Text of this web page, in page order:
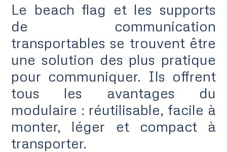
Le beach flag et les supports
de communication
transportables se trouvent être
une solution des plus pratique
pour communiquer. Ils offrent
tous les avantages du
modulaire : réutilisable, facile à
monter, léger et compact à
transporter.